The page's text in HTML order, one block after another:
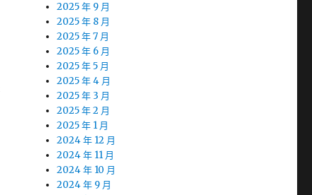
2025 年 9 月
2025 年 8 月
2025 年 7 月
2025 年 6 月
2025 年 5 月
2025 年 4 月
2025 年 3 月
2025 年 2 月
2025 年 1 月
2024 年 12 月
2024 年 11 月
2024 年 10 月
2024 年 9 月